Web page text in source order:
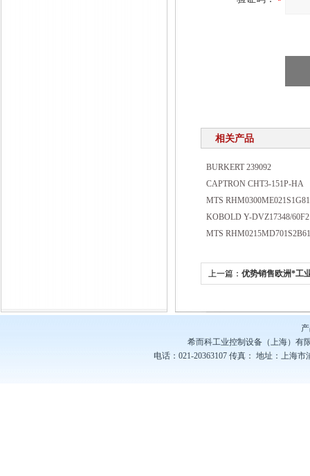
相关产品
BURKERT 239092
CAPTRON CHT3-151P-HA
MTS
KOBOLD Y-DVZ17348/60F2
MTS
上一篇：优势销售欧洲*工
希而科工业控制设备（上海）有
电话：021-20363107 传真： 地址：上海市